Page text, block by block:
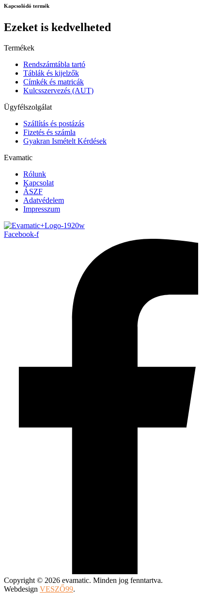
Kapcsolódó termék
Ezeket is kedvelheted
Termékek
Rendszámtábla tartó
Táblák és kijelzők
Címkék és matricák
Kulcsszervezés (AUT)
Ügyfélszolgálat
Szállítás és postázás
Fizetés és számla
Gyakran Ismételt Kérdések
Evamatic
Rólunk
Kapcsolat
ÁSZF
Adatvédelem
Impresszum
Facebook-f
Copyright © 2026 evamatic. Minden jog fenntartva.
Webdesign VESZŐ99.